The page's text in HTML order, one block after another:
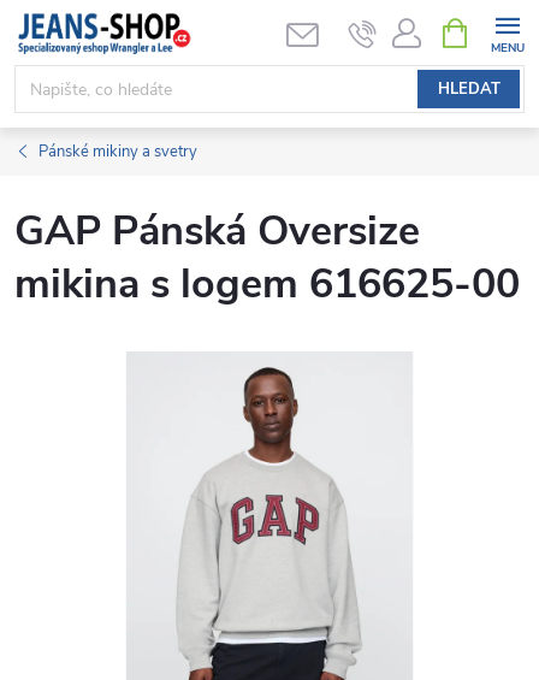
Přejít
obsah
HLEDAT
NÁKUPNÍ
KOŠÍK
Pánské mikiny a svetry
GAP Pánská Oversize
mikina s logem 616625-00